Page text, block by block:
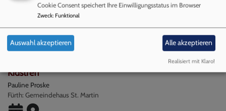
Kidstreff
Pauline Proske
Fürth Gemeindehaus St. Martin
Cookie Consent speichert Ihre Einwilligungsstatus im Browser
Zweck: Funktional
Auswahl akzeptieren Alle akzeptieren
Realisiert mit Klaro!